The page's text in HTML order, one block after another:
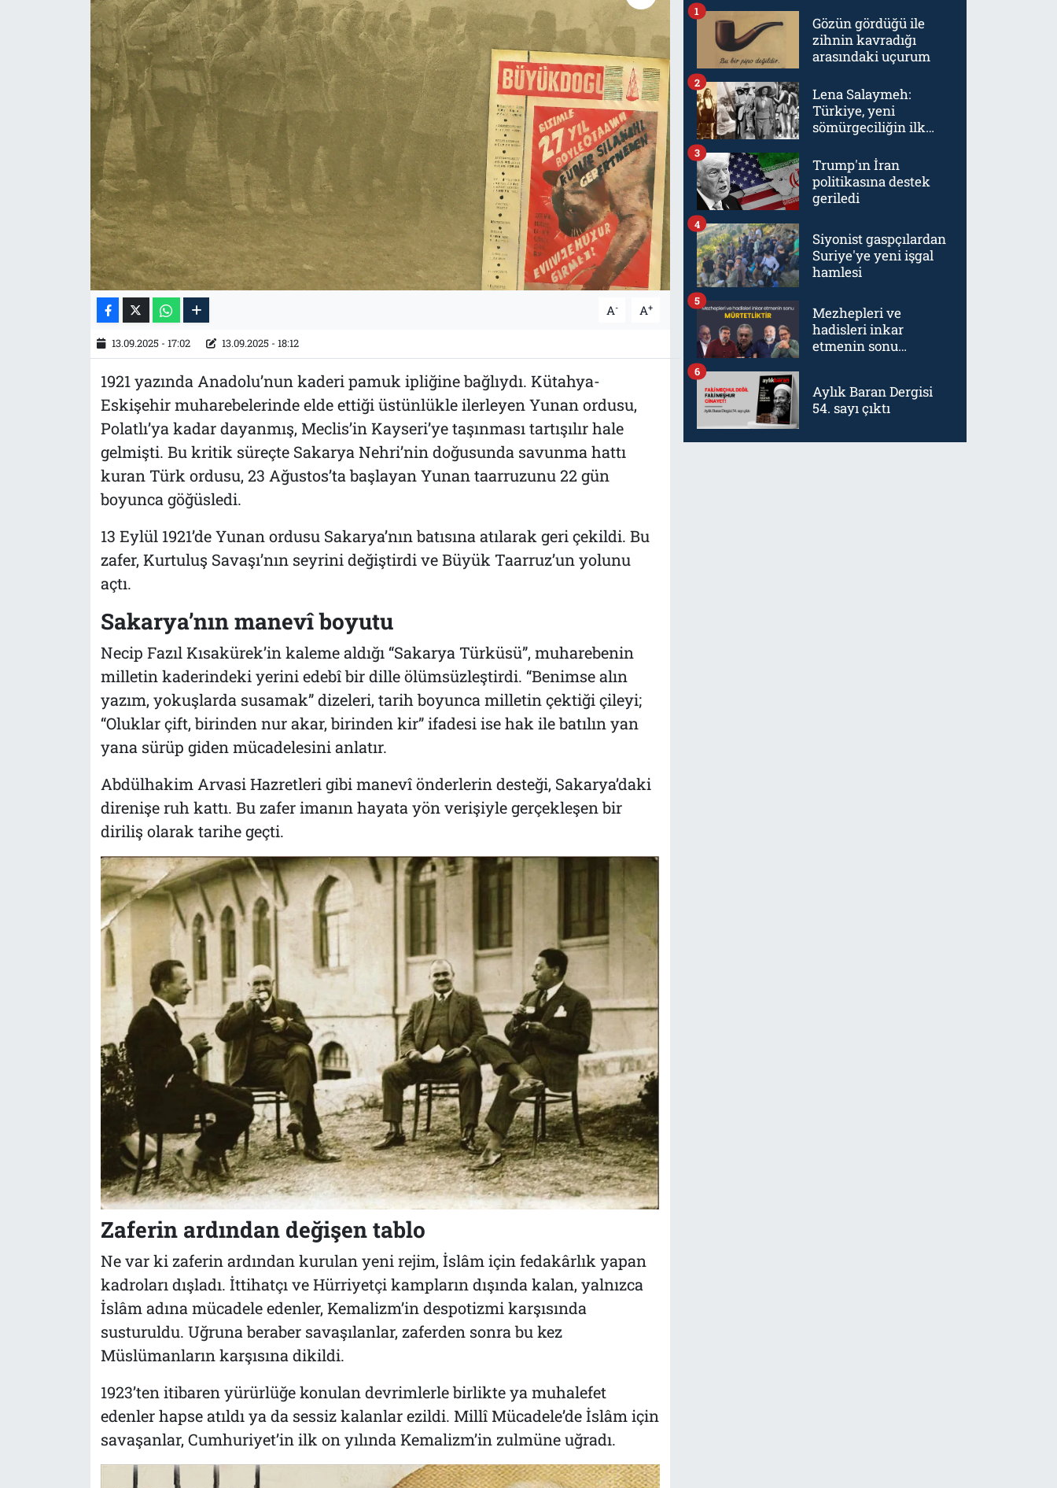
A- A+
13.09.2025 - 17:02 13.09.2025 - 18:12
1921 yazında Anadolu’nun kaderi pamuk ipliğine bağlıydı. Kütahya-
Eskişehir muharebelerinde elde ettiği üstünlükle ilerleyen Yunan ordusu,
Polatlı’ya kadar dayanmış, Meclis’in Kayseri’ye taşınması tartışılır hale
gelmişti. Bu kritik süreçte Sakarya Nehri’nin doğusunda savunma hattı
kuran Türk ordusu, 23 Ağustos’ta başlayan Yunan taarruzunu 22 gün
boyunca göğüsledi.
13 Eylül 1921’de Yunan ordusu Sakarya’nın batısına atılarak geri çekildi. Bu
zafer, Kurtuluş Savaşı’nın seyrini değiştirdi ve Büyük Taarruz’un yolunu
açtı.
Sakarya’nın manevî boyutu
Necip Fazıl Kısakürek’in kaleme aldığı “Sakarya Türküsü”, muharebenin
milletin kaderindeki yerini edebî bir dille ölümsüzleştirdi. “Benimse alın
yazım, yokuşlarda susamak” dizeleri, tarih boyunca milletin çektiği çileyi;
“Oluklar çift, birinden nur akar, birinden kir” ifadesi ise hak ile batılın yan
yana sürüp giden mücadelesini anlatır.
Abdülhakim Arvasi Hazretleri gibi manevî önderlerin desteği, Sakarya’daki
direnişe ruh kattı. Bu zafer imanın hayata yön verişiyle gerçekleşen bir
diriliş olarak tarihe geçti.
Zaferin ardından değişen tablo
Ne var ki zaferin ardından kurulan yeni rejim, İslâm için fedakârlık yapan
kadroları dışladı. İttihatçı ve Hürriyetçi kampların dışında kalan, yalnızca
İslâm adına mücadele edenler, Kemalizm’in despotizmi karşısında
susturuldu. Uğruna beraber savaşılanlar, zaferden sonra bu kez
Müslümanların karşısına dikildi.
1923’ten itibaren yürürlüğe konulan devrimlerle birlikte ya muhalefet
edenler hapse atıldı ya da sessiz kalanlar ezildi. Millî Mücadele’de İslâm için
savaşanlar, Cumhuriyet’in ilk on yılında Kemalizm’in zulmüne uğradı.
Gözün gördüğü ile
zihnin kavradığı
arasındaki uçurum
1
Lena Salaymeh:
Türkiye, yeni
sömürgeciliğin ilk
2
Trump'ın İran
politikasına destek
geriledi
3
Siyonist gaspçılardan
Suriye'ye yeni işgal
hamlesi
4
Mezhepleri ve
hadisleri inkar
etmenin sonu
5
Aylık Baran Dergisi
54. sayı çıktı
6
İletişim